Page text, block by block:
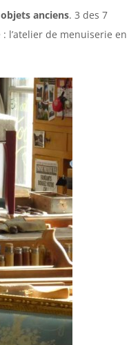
anciens. 3 des 7
l’atelier de menuiserie en